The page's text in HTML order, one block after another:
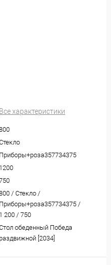
Все характеристики
Приборы+роза357734375
1200
/ Стекло /
Приборы+роза357734375 /
1 200 / 750
обеденный Победа
раздвижной [2034]